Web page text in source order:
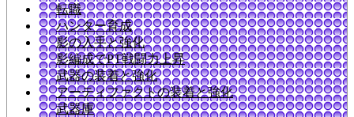
転職
ハンター育成
影の入手と強化
影編成でPT戦闘力上昇
武器の装着と強化
アーティファクトの装着と強化
武器庫